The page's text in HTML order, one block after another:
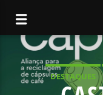
DESTAQUES